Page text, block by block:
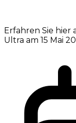
Erfahren Sie hier
Ultra am 15 Mai